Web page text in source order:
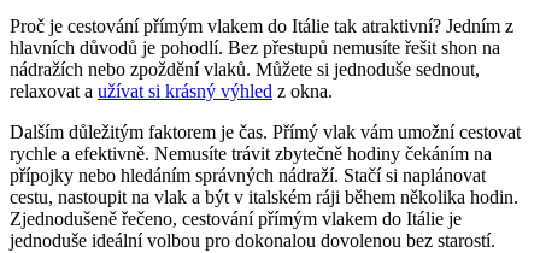
Proč je cestování přímým vlakem do Itálie tak atraktivní? Jedním z
hlavních důvodů je pohodlí. Bez přestupů nemusíte řešit shon na
nádražích nebo zpoždění vlaků. Můžete si jednoduše sednout,
relaxovat a užívat si krásný výhled z okna.
Dalším důležitým faktorem je čas. Přímý vlak vám umožní cestovat
rychle a efektivně. Nemusíte trávit zbytečně hodiny čekáním na
přípojky nebo hledáním správných nádraží. Stačí si naplánovat
cestu, nastoupit na vlak a být v italském ráji během několika hodin.
Zjednodušeně řečeno, cestování přímým vlakem do Itálie je
jednoduše ideální volbou pro dokonalou dovolenou bez starostí.